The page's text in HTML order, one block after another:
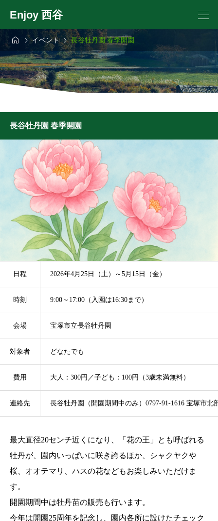
Enjoy 西谷
 イベント長谷牡丹園 春季開園
長谷牡丹園 春季開園
日程 2026年4月25日（土）～5月15日（金）
時刻 9:00～17:00（入園は16:30まで）
会場 宝塚市立長谷牡丹園
対象者 どなたでも
費用 大人：300円／子ども：100円（3歳未満無料）
連絡先 長谷牡丹園（開園期間中のみ）0797-91-1616 宝塚市北
最大直径20センチ近くになり、「花の王」とも呼ばれる
牡丹が、園内いっぱいに咲き誇るほか、シャクヤクや
桜、オオテマリ、ハスの花などもお楽しみいただけま
す。
開園期間中は牡丹苗の販売も行います。
今年は開園25周年を記念し、園内各所に設けたチェック